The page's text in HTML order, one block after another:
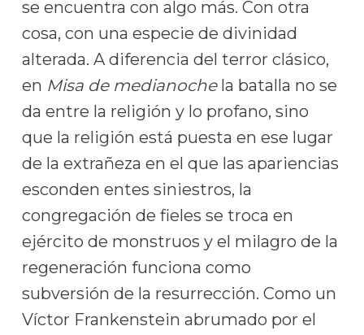
se encuentra con algo más. Con otra
cosa, con una especie de divinidad
alterada. A diferencia del terror clásico,
en Misa de medianochela batalla no se
da entre la religión y lo profano, sino
que la religión está puesta en ese lugar
de la extrañeza en el que las apariencias
esconden entes siniestros, la
congregación de fieles se troca en
ejército de monstruos y el milagro de la
regeneración funciona como
subversión de la resurrección. Como un
Víctor Frankenstein abrumado por el